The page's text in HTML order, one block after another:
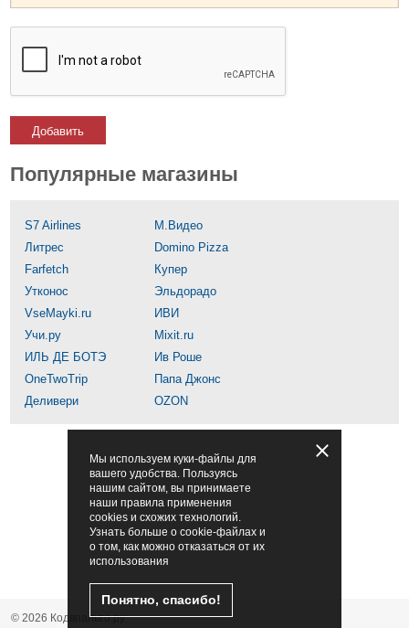
Добавить
Популярные магазины
S7 Airlines
М.Видео
Литрес
Domino Pizza
Farfetch
Купер
Утконос
Эльдорадо
VseMayki.ru
ИВИ
Учи.ру
Mixit.ru
ИЛЬ ДЕ БОТЭ
Ив Роше
OneTwoTrip
Папа Джонс
Деливери
OZON
© 2026 Кодвпальто.ру
Мы используем куки-файлы для
вашего удобства. Пользуясь
нашим сайтом, вы принимаете
наши правила применения
cookies и схожих технологий.
Узнать больше о cookie-файлах и
о том, как можно отказаться от их
использования
Понятно, спасибо!